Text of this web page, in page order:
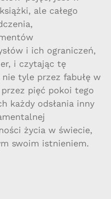
ale całego
i ich ograniczeń,
i czytając tę
tyle przez fabułę w
pięć pokoi tego
każdy odsłania inny
życia w świecie,
swoim istnieniem.